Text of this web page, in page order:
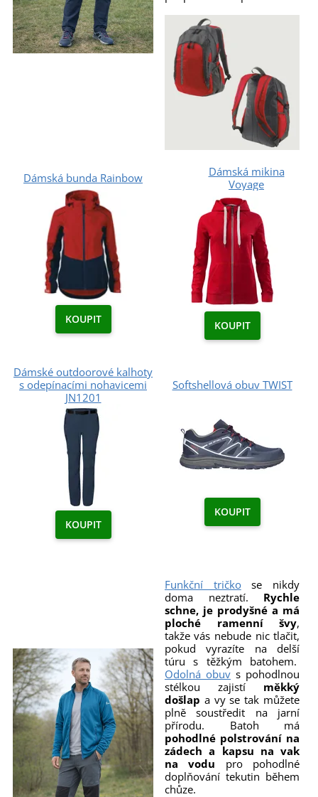
Dámská bunda Rainbow
KOUPIT
Dámská mikina
Voyage
KOUPIT
Dámské outdoorové kalhoty
s odepínacími nohavicemi
JN1201
KOUPIT
Softshellová obuv TWIST
KOUPIT
Funkční tričkose nikdy
doma neztratí. Rychle
schne, je prodyšné a má
ploché ramenní švy,
takže vás nebude nic tlačit,
pokud vyrazíte na delší
túru s těžkým batohem.
Odolná obuv s pohodlnou
stélkou zajistí měkký
došlap a vy se tak můžete
plně soustředit na jarní
přírodu. Batoh má
pohodlné polstrování na
zádech a kapsu na vak
na vodu pro pohodlné
doplňování tekutin během
chůze.